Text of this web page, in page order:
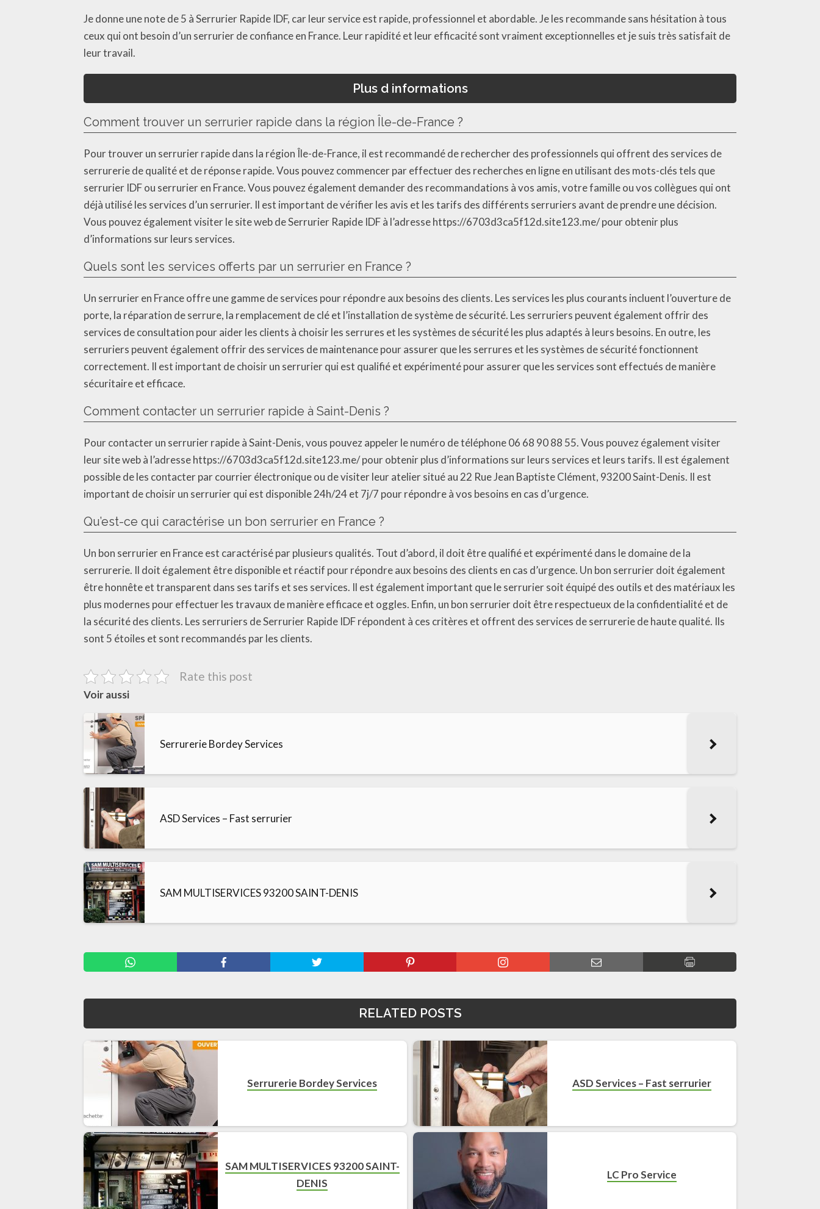
Je donne une note de 5 à Serrurier Rapide IDF, car leur service est rapide, professionnel et abordable. Je les recommande sans hésitation à tous
ceux qui ont besoin d’un serrurier de confiance en France. Leur rapidité et leur efficacité sont vraiment exceptionnelles et je suis très satisfait de
leur travail.
Plus d informations
Comment trouver un serrurier rapide dans la région Île-de-France ?
Pour trouver un serrurier rapide dans la région Île-de-France, il est recommandé de rechercher des professionnels qui offrent des services de
serrurerie de qualité et de réponse rapide. Vous pouvez commencer par effectuer des recherches en ligne en utilisant des mots-clés tels que
serrurier IDF ou serrurier en France. Vous pouvez également demander des recommandations à vos amis, votre famille ou vos collègues qui ont
déjà utilisé les services d’un serrurier. Il est important de vérifier les avis et les tarifs des différents serruriers avant de prendre une décision.
Vous pouvez également visiter le site web de Serrurier Rapide IDF à l’adresse https://6703d3ca5f12d.site123.me/ pour obtenir plus
d’informations sur leurs services.
Quels sont les services offerts par un serrurier en France ?
Un serrurier en France offre une gamme de services pour répondre aux besoins des clients. Les services les plus courants incluent l’ouverture de
porte, la réparation de serrure, la remplacement de clé et l’installation de système de sécurité. Les serruriers peuvent également offrir des
services de consultation pour aider les clients à choisir les serrures et les systèmes de sécurité les plus adaptés à leurs besoins. En outre, les
serruriers peuvent également offrir des services de maintenance pour assurer que les serrures et les systèmes de sécurité fonctionnent
correctement. Il est important de choisir un serrurier qui est qualifié et expérimenté pour assurer que les services sont effectués de manière
sécuritaire et efficace.
Comment contacter un serrurier rapide à Saint-Denis ?
Pour contacter un serrurier rapide à Saint-Denis, vous pouvez appeler le numéro de téléphone 06 68 90 88 55. Vous pouvez également visiter
leur site web à l’adresse https://6703d3ca5f12d.site123.me/ pour obtenir plus d’informations sur leurs services et leurs tarifs. Il est également
possible de les contacter par courrier électronique ou de visiter leur atelier situé au 22 Rue Jean Baptiste Clément, 93200 Saint-Denis. Il est
important de choisir un serrurier qui est disponible 24h/24 et 7j/7 pour répondre à vos besoins en cas d’urgence.
Qu’est-ce qui caractérise un bon serrurier en France ?
Un bon serrurier en France est caractérisé par plusieurs qualités. Tout d’abord, il doit être qualifié et expérimenté dans le domaine de la
serrurerie. Il doit également être disponible et réactif pour répondre aux besoins des clients en cas d’urgence. Un bon serrurier doit également
être honnête et transparent dans ses tarifs et ses services. Il est également important que le serrurier soit équipé des outils et des matériaux les
plus modernes pour effectuer les travaux de manière efficace et oggles. Enfin, un bon serrurier doit être respectueux de la confidentialité et de
la sécurité des clients. Les serruriers de Serrurier Rapide IDF répondent à ces critères et offrent des services de serrurerie de haute qualité. Ils
sont 5 étoiles et sont recommandés par les clients.
Rate this post
Voir aussi
Serrurerie Bordey Services
ASD Services – Fast serrurier
SAM MULTISERVICES 93200 SAINT-DENIS
RELATED POSTS
Serrurerie Bordey Services ASD Services – Fast serrurier
SAM MULTISERVICES 93200 SAINT-
DENIS
LC Pro Service